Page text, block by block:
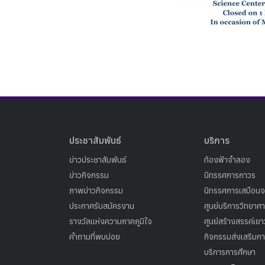
ประชาสัมพันธ์
ข่าวประชาสัมพันธ์
ข่าวกิจกรรม
ภาพข่าวกิจกรรม
ประกาศรับสมัครงาน
รางวัลแห่งความภาคภูมิใจ
คำถามที่พบบ่อย
บริการ
ท้องฟ้าจำลอง
นิทรรศการถาวร
นิทรรศการเสมือน
ศูนย์บริการวิทยาศ
ศูนย์สร้างสรรค์เย
กิจกรรมส่งเสริมก
บริการการศึกษา